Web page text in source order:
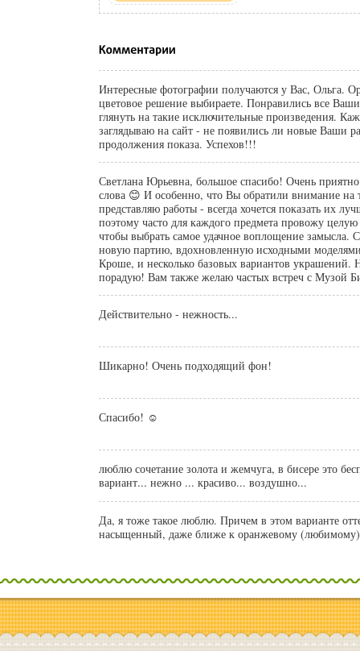
Интересные фотографии получаются у Вас, Ольга.
цветовое решение выбираете. Понравились все
глянуть на такие исключительные произведения.
заглядываю на сайт - не появились ли новые Ваши
продолжения показа. Успехов!!!
Светлана Юрьевна, большое спасибо! Очень
слова 😊 И особенно, что Вы обратили внимание на
представляю работы - всегда хочется показать их лучшим образом и
поэтому часто для каждого предмета провожу
чтобы выбрать самое удачное воплощение замысла.
новую партию, вдохновленную исходными
Кроше, и несколько базовых вариантов украшений.
порадую! Вам также желаю частых встреч с Музой
Действительно - нежность...
Шикарно! Очень подходящий фон!
Спасибо! ☺
люблю сочетание золота и жемчуга, в бисере это
вариант... нежно ... красиво... воздушно...
Да, я тоже такое люблю. Причем в этом варианте
насыщенный, даже ближе к оранжевому